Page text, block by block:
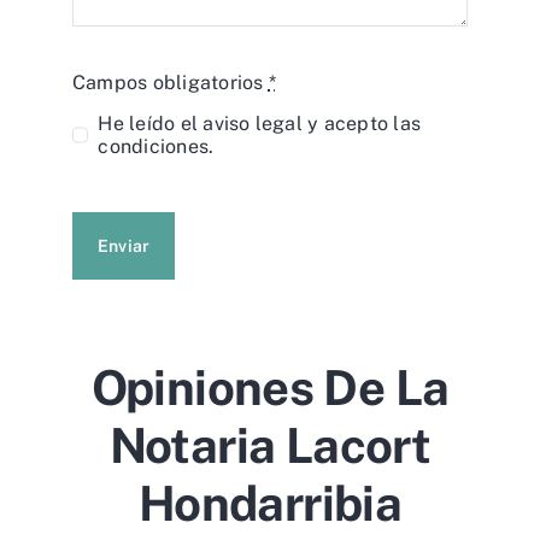
Campos obligatorios *
He leído elaviso legal y acepto las
condiciones.
Enviar
Opiniones De La
Notaria Lacort
Hondarribia